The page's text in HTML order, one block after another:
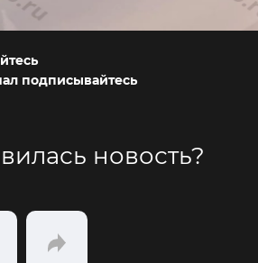
подписывайтесь
новость?